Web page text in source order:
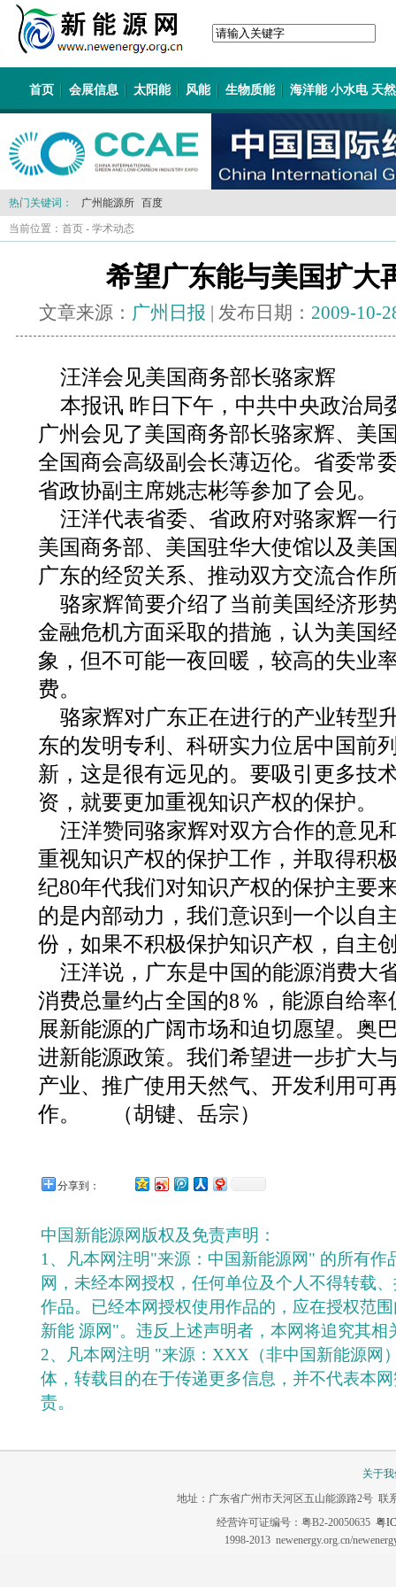
首页 会展信息 太阳能 风能 生物质能 海洋能 小水电 天
热门关键词： 广州能源所 百度
当前位置： 首页 - 学术动态
希望广东能与美国扩大
文章来源： 广州日报 | 发布日期： 2009-10-
汪洋会见美国商务部长骆家辉
本报讯 昨日下午，中共中央政治局
广州会见了美国商务部长骆家辉、美
全国商会高级副会长薄迈伦。省委常
省政协副主席姚志彬等参加了会见。
汪洋代表省委、省政府对骆家辉一
美国商务部、美国驻华大使馆以及美
广东的经贸关系、推动双方交流合作
骆家辉简要介绍了当前美国经济形
金融危机方面采取的措施，认为美国
象，但不可能一夜回暖，较高的失业
费。
骆家辉对广东正在进行的产业转型
东的发明专利、科研实力位居中国前
新，这是很有远见的。要吸引更多技
资，就要更加重视知识产权的保护。
汪洋赞同骆家辉对双方合作的意见
重视知识产权的保护工作，并取得积
纪80年代我们对知识产权的保护主要
的是内部动力，我们意识到一个以自
份，如果不积极保护知识产权，自主
汪洋说，广东是中国的能源消费大
消费总量约占全国的8％，能源自给
展新能源的广阔市场和迫切愿望。奥
进新能源政策。我们希望进一步扩大
产业、推广使用天然气、开发利用可
作。 （胡键、岳宗）
分享到：
中国新能源网版权及免责声明：
1、凡本网注明"来源：中国新能源网" 的所有作
网，未经本网授权，任何单位及个人不得转载
作品。已经本网授权使用作品的，应在授权范
新能 源网"。违反上述声明者，本网将追究其相
2、凡本网注明 "来源：XXX（非中国新能源网
体，转载目的在于传递更多信息，并不代表本
责。
关于
地址：广东省广州市天河区五山能源路2号 联
经营许可证编号：粤B2-20050635 粤
1998-2013 newenergy.org.cn/